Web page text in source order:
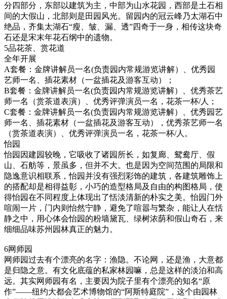
分四部分，东部以建筑为主，中部为山水花园，西部是土石相
间的大假山，北部则是田园风光。留园内的冠云峰乃太湖石中
绝品，齐集太湖石“瘦、皱、漏、透”四奇于一身，相传这块奇
石还是宋末年花石纲中的遗物。
5品花茶、赏花道
全年开展
A套餐：金牌讲解员一名(负责园内常规游览讲解）、优秀园
艺师一名、插花素材（一盆插花及游客互动）；
B套餐：金牌讲解员一名(负责园内常规游览讲解）、优秀茶艺
师一名（赏茶道表演）、优秀评弹演员一名，花茶一杯/人；
C套餐：金牌讲解员一名(负责园内常规游览讲解）、优秀园艺
师一名、插花素材（一盆插花及游客互动），优秀茶艺师一名
（赏茶道表演）、优秀评弹演员一名，花茶一杯/人。
怡园
怡园因建园较晚，它吸收了诸园所长，如复廊、鸳鸯厅、假
山、石舫等，景虽多，但并不大。也是因为空间范围的局限和
隐逸意识相联系，怡园并没有强烈彩饰的建筑，各建筑雕饰上
的搭配却是相得益彰，小巧的造型格局及自由的构图格局，使
得怡园在不同程度上体现出了恬淡清新的朴实之美。怡园门外
喧闹一片，门内则怡然宁静，避免了喧嚣与繁杂，能让人在恬
静之中，用心体会怡园的粉墙黛瓦、绿树浓荫和假山奇石，来
细细品味苏州园林真正的魅力。
6网师园
网师园过去有个漂亮的名字：渔隐。不论网，还是渔，大意都
是归隐之意。有文化底蕴的私家林园嘛，总是这样的淡泊和高
远。其实网师园有名，主要因为院子里有个漂亮的知名“原
作”——纽约大都会艺术博物馆的“阿斯特庭院”，这个由园林